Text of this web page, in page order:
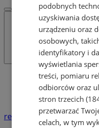
Katalog firm
Produkcja,
Tartaki
reklama
podobnych
uzyskiwania
urządzeniu oraz
osobowych,
identyfikatory i
wyświetlania
treści, pomiaru
odbiorców oraz
stron trzecich
przetwarzać
celach, w tym